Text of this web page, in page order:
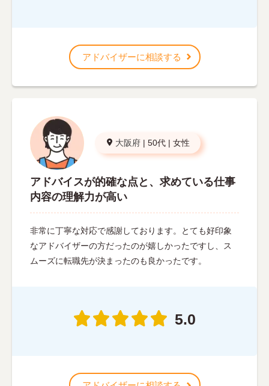
アドバイザーに相談する
大阪府 | 50代 | 女性
アドバイスが的確な点と、求めている仕事
内容の理解力が高い
非常に丁寧な対応で感謝しております。とても好印象
なアドバイザーの方だったのが嬉しかったですし、ス
ムーズに転職先が決まったのも良かったです。
5.0